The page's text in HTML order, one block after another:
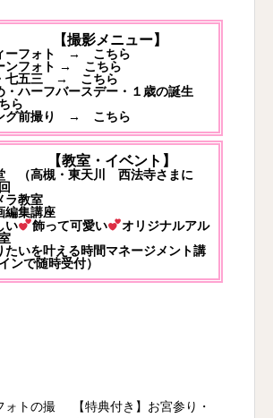
【撮影メニュー】
ーフォト → こちら
ンフォト → こちら
七五三 → こちら
・ハーフバースデー・１歳の誕生
ら
グ前撮り → こちら
【教室・イベント】
（高槻・東天川 西法寺さまに
ラ教室
編集講座
い
飾って可愛い
オリジナルアル
たいを叶える時間マネージメント講
ンで随時受付）
ォトの撮
【特典付き】お宮参り・